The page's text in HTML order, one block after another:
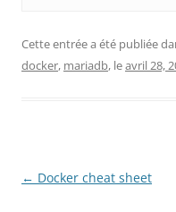
Cette entrée a été publiée
docker, mariadb, leavril 28,
Navigation
← Docker cheat sheet